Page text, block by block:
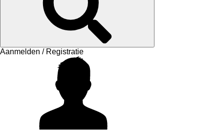
Aanmelden / Registratie